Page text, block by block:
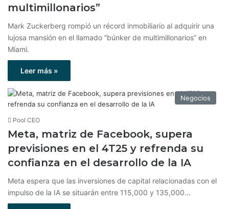
multimillonarios”
Mark Zuckerberg rompió un récord inmobiliario al adquirir una
lujosa mansión en el llamado “búnker de multimillonarios” en
Miami.
Leer más »
Negocios
Pool CEO
Meta, matriz de Facebook, supera
previsiones en el 4T25 y refrenda su
confianza en el desarrollo de la IA
Meta espera que las inversiones de capital relacionadas con el
impulso de la IA se situarán entre 115,000 y 135,000…